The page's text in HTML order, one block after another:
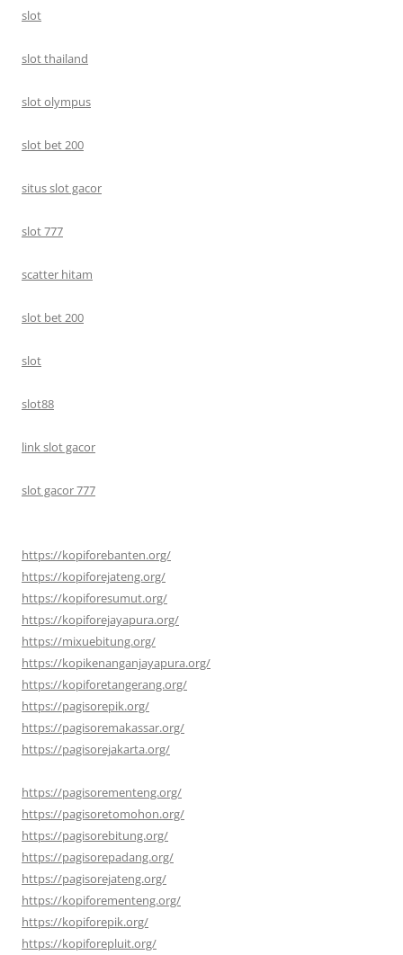
slot
slot thailand
slot olympus
slot bet 200
situs slot gacor
slot 777
scatter hitam
slot bet 200
slot
slot88
link slot gacor
slot gacor 777
https://kopiforebanten.org/
https://kopiforejateng.org/
https://kopiforesumut.org/
https://kopiforejayapura.org/
https://mixuebitung.org/
https://kopikenanganjayapura.org/
https://kopiforetangerang.org/
https://pagisorepik.org/
https://pagisoremakassar.org/
https://pagisorejakarta.org/
https://pagisorementeng.org/
https://pagisoretomohon.org/
https://pagisorebitung.org/
https://pagisorepadang.org/
https://pagisorejateng.org/
https://kopiforementeng.org/
https://kopiforepik.org/
https://kopiforepluit.org/